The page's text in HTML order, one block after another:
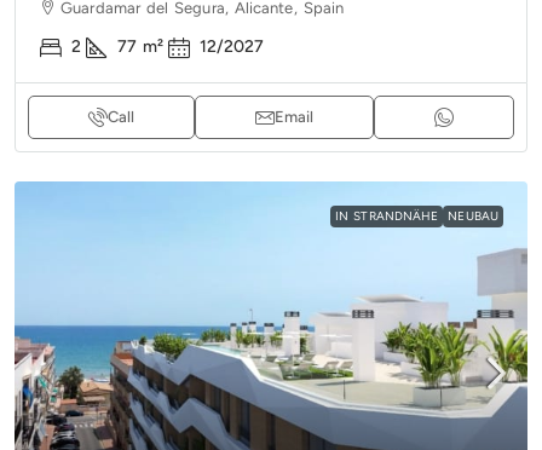
Guardamar del Segura, Alicante, Spain
2 77 m² 12/2027
Call Email
IN STRANDNÄHE NEUBAU